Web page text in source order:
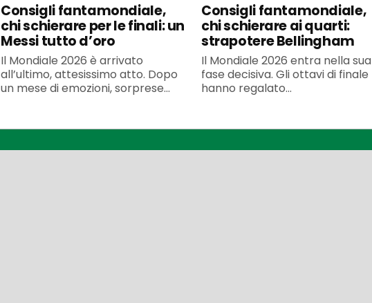
Consigli fantamondiale,
chi schierare per le finali: un
Messi tutto d’oro
Il Mondiale 2026 è arrivato
all’ultimo, attesissimo atto. Dopo
un mese di emozioni, sorprese...
Consigli fantamondiale,
chi schierare ai quarti:
strapotere Bellingham
Il Mondiale 2026 entra nella sua
fase decisiva. Gli ottavi di finale
hanno regalato...